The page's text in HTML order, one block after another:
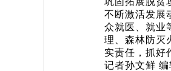
不断激活发展
众就医、就业
理、森林防灭
实责任，抓好
记者孙文鲜 编